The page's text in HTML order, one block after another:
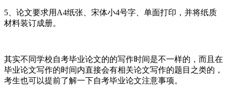
5、论文要求用A4纸张、宋体小4号字、单面打印，并将纸质
材料装订成册。
其实不同学校自考毕业论文的的写作时间是不一样的，而且在
毕业论文写作的时间内直接会有相关论文写作的题目之类的，
考生也可以提前了解一下自考毕业论文注意事项。